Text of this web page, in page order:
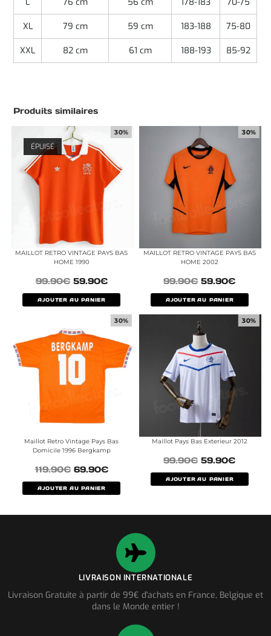
L 76 cm 56 cm 178-183 70-75
XL 79 cm 59 cm 183-188 75-80
XXL 82 cm 61 cm 188-193 85-92
Produits similaires
30%
ÉPUISÉ
MAILLOT RETRO VINTAGE PAYS BAS
HOME 1990
99.90€ 59.90€
AJOUTER AU PANIER
30%
MAILLOT RETRO VINTAGE PAYS BAS
HOME 2002
99.90€ 59.90€
AJOUTER AU PANIER
30%
Maillot Retro Vintage Pays Bas
Domicile 1996 Bergkamp
119.90€ 69.90€
AJOUTER AU PANIER
30%
Maillot Pays Bas Exterieur 2012
99.90€ 59.90€
AJOUTER AU PANIER
LIVRAISON INTERNATIONALE
Livraison Gratuite à partir de 99€ d'achats en France, Belgique et
dans le Monde entier !